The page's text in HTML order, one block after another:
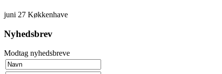
juni 27 Køkkenhave
Nyhedsbrev
Modtag nyhedsbreve